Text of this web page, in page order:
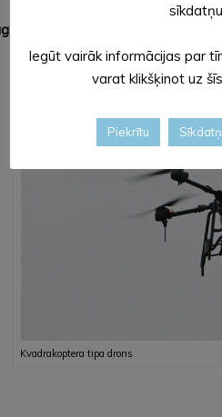
vai virzienā, tam var
Kvadrakoptera tipa drons
Iegūt vairāk informācijas par
varat klikšķinot uz
Piekrītu